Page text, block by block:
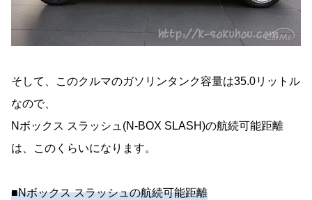
そして、このクルマのガソリンタンク容量は35.0リットル
なので、
Nボックス スラッシュ(N-BOX SLASH)の航続可能距離
は、このくらいになります。
■Nボックス スラッシュの航続可能距離